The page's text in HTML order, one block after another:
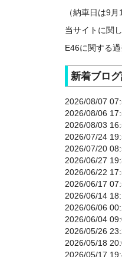
（納車日は9
当サイトに関
E46に関する
新着ブロ
2026/08/07
2026/08/06
2026/08/03
2026/07/24
2026/07/20
2026/06/27
2026/06/22
2026/06/17
2026/06/14
2026/06/06
2026/06/04
2026/05/26
2026/05/18
2026/05/17